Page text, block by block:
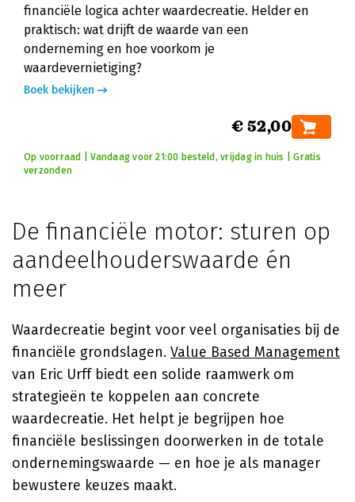
financiële logica achter waardecreatie. Helder en
praktisch: wat drijft de waarde van een
onderneming en hoe voorkom je
waardevernietiging?
Boek bekijken
€ 52,00
Op voorraad | Vandaag voor 21:00 besteld, vrijdag in huis | Gratis
verzonden
De financiële motor: sturen op
aandeelhouderswaarde én
meer
Waardecreatie begint voor veel organisaties bij de
financiële grondslagen. Value Based Management
van Eric Urff biedt een solide raamwerk om
strategieën te koppelen aan concrete
waardecreatie. Het helpt je begrijpen hoe
financiële beslissingen doorwerken in de totale
ondernemingswaarde — en hoe je als manager
bewustere keuzes maakt.